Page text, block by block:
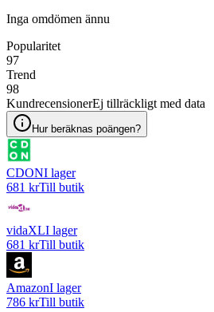
Inga omdömen ännu
Popularitet
97
Trend
98
KundrecensionerEj tillräckligt med data
Hur beräknas poängen?
CDONI lager
681 krTill butik
vidaXLI lager
681 krTill butik
AmazonI lager
786 krTill butik